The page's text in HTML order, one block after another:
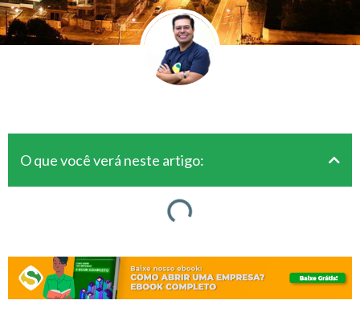
O que você verá neste artigo: